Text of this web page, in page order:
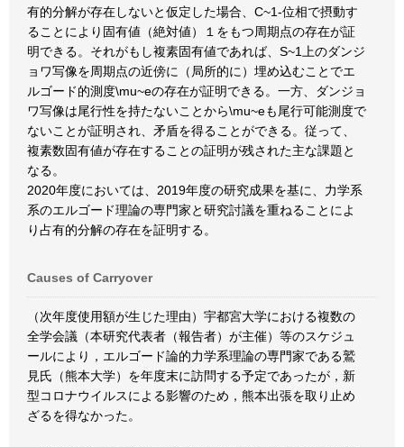
有的分解が存在しないと仮定した場合、C~1-位相で摂動す
ることにより固有値（絶対値）１をもつ周期点の存在が証
明できる。それがもし複素固有値であれば、S~1上のダンジ
ョワ写像を周期点の近傍に（局所的に）埋め込むことでエ
ルゴード的測度\mu~eの存在が証明できる。一方、ダンジョ
ワ写像は尾行性を持たないことから\mu~eも尾行可能測度で
ないことが証明され、矛盾を得ることができる。従って、
複素数固有値が存在することの証明が残された主な課題と
なる。
2020年度においては、2019年度の研究成果を基に、力学系
系のエルゴード理論の専門家と研究討議を重ねることによ
り占有的分解の存在を証明する。
Causes of Carryover
（次年度使用額が生じた理由）宇都宮大学における複数の
全学会議（本研究代表者（報告者）が主催）等のスケジュ
ールにより，エルゴード論的力学系理論の専門家である鷲
見氏（熊本大学）を年度末に訪問する予定であったが，新
型コロナウイルスによる影響のため，熊本出張を取り止め
ざるを得なかった。